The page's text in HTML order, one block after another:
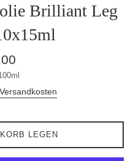
Brilliant Leg
Versandkosten
LEGEN